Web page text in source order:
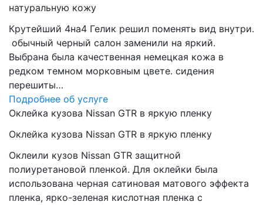
натуральную кожу
Крутейший 4на4 Гелик решил поменять вид внутри.
обычный черный салон заменили на яркий.
Выбрана была качественная немецкая кожа в
редком темном морковным цвете. сидения
перешиты…
Подробнее об услуге
Оклейка кузова Nissan GTR в яркую пленку
Оклейка кузова Nissan GTR в яркую пленку
Оклеили кузов Nissan GTR защитной
полиуретановой пленкой. Для оклейки была
использована черная сатиновая матового эффекта
пленка, ярко-зеленая кислотная пленка с